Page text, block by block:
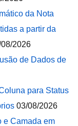
da Nota
a partir da
2026
de Dados de
para Status
03/08/2026
e Camada em